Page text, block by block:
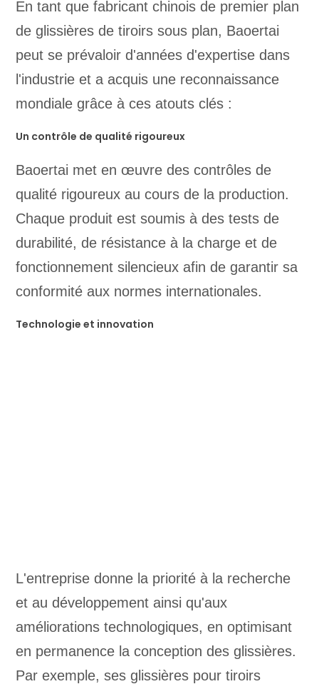
En tant que fabricant chinois de premier plan
de glissières de tiroirs sous plan, Baoertai
peut se prévaloir d'années d'expertise dans
l'industrie et a acquis une reconnaissance
mondiale grâce à ces atouts clés :
Un contrôle de qualité rigoureux
Baoertai met en œuvre des contrôles de
qualité rigoureux au cours de la production.
Chaque produit est soumis à des tests de
durabilité, de résistance à la charge et de
fonctionnement silencieux afin de garantir sa
conformité aux normes internationales.
Technologie et innovation
L'entreprise donne la priorité à la recherche
et au développement ainsi qu'aux
améliorations technologiques, en optimisant
en permanence la conception des glissières.
Par exemple, ses glissières pour tiroirs